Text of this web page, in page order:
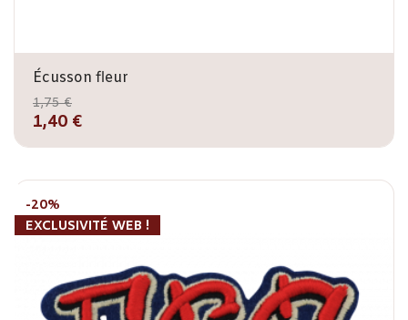
Écusson fleur
1,75 €
1,40 €
-20%
EXCLUSIVITÉ WEB !